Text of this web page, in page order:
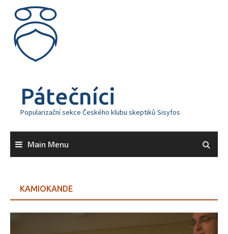
content
Pátečníci
Popularizační sekce Českého klubu skeptiků Sisyfos
Main Menu
KAMIOKANDE